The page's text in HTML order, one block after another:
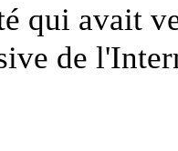
qui avait
de